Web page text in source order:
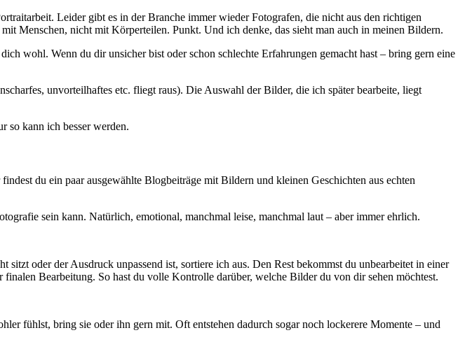
Leider gibt es in der Branche immer wieder Fotografen, die nicht aus den richtigen
Menschen, nicht mit Körperteilen. Punkt. Und ich denke, das sieht man auch in meinen Bildern.
wohl. Wenn du dir unsicher bist oder schon schlechte Erfahrungen gemacht hast – bring gern eine
unvorteilhaftes etc. fliegt raus). Die Auswahl der Bilder, die ich später bearbeite, liegt
so kann ich besser werden.
du ein paar ausgewählte Blogbeiträge mit Bildern und kleinen Geschichten aus echten
sein kann. Natürlich, emotional, manchmal leise, manchmal laut – aber immer ehrlich.
oder der Ausdruck unpassend ist, sortiere ich aus. Den Rest bekommst du unbearbeitet in einer
Bearbeitung. So hast du volle Kontrolle darüber, welche Bilder du von dir sehen möchtest.
fühlst, bring sie oder ihn gern mit. Oft entstehen dadurch sogar noch lockerere Momente – und